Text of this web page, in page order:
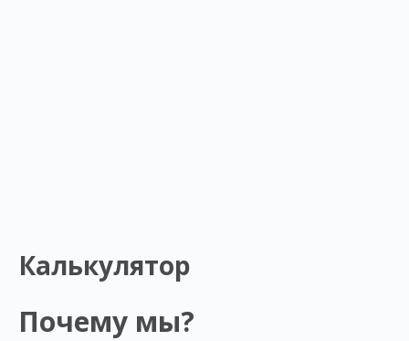
Калькулятор
Почему мы?